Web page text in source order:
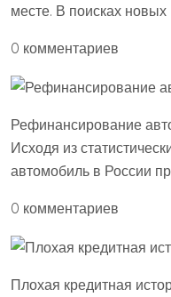
месте. В поисках новых
0 комментариев
Рефинансирование
Исходя из
автомобиль в России
0 комментариев
Плохая кредитная